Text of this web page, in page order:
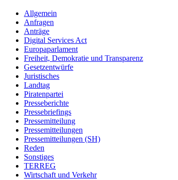
Allgemein
Anfragen
Anträge
Digital Services Act
Europaparlament
Freiheit, Demokratie und Transparenz
Gesetzentwürfe
Juristisches
Landtag
Piratenpartei
Presseberichte
Pressebriefings
Pressemitteilung
Pressemitteilungen
Pressemitteilungen (SH)
Reden
Sonstiges
TERREG
Wirtschaft und Verkehr